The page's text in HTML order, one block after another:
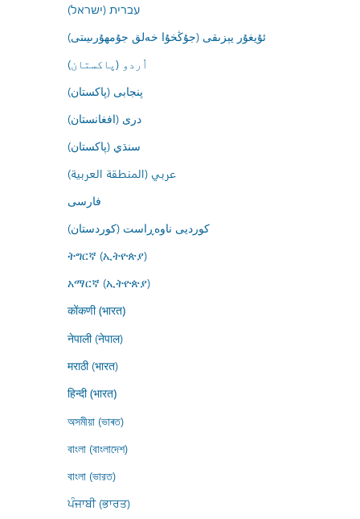
עברית (ישראל)
ئۇيغۇر يېزىقى (جۇڭخۇا خەلق جۇمھۇرىيىتى)
اُردو (پاکستان)
پنجابی (پاکستان)
درى (افغانستان)
سنڌي (پاکستان)
عربي (المنطقة العربية)
فارسى
کوردیی ناوەڕاست (کوردستان)
ትግርኛ (ኢትዮጵያ)
አማርኛ (ኢትዮጵያ)
कोंकणी (भारत)
नेपाली (नेपाल)
मराठी (भारत)
हिन्दी (भारत)
অসমীয়া (ভাৰত)
বাংলা (বাংলাদেশ)
বাংলা (ভারত)
ਪੰਜਾਬੀ (ਭਾਰਤ)